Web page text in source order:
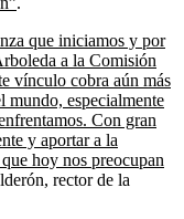
que iniciamos y por
a la Comisión
vínculo cobra aún más
mundo, especialmente
Con gran
y aportar a la
hoy nos preocupan
rector de la